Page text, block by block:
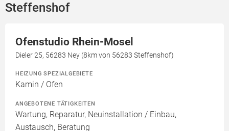
Steffenshof
Ofenstudio Rhein-Mosel
Dieler 25, 56283 Ney (8km von 56283 Steffenshof)
HEIZUNG SPEZIALGEBIETE
Kamin / Ofen
ANGEBOTENE TÄTIGKEITEN
Wartung, Reparatur, Neuinstallation / Einbau,
Austausch, Beratung